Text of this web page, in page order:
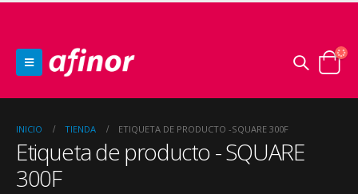
INICIO TIENDA ETIQUETA DE PRODUCTO -SQUARE 300F
Etiqueta de producto - SQUARE
300F